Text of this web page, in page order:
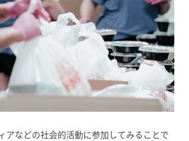
アなどの社会的活動に参加してみることで